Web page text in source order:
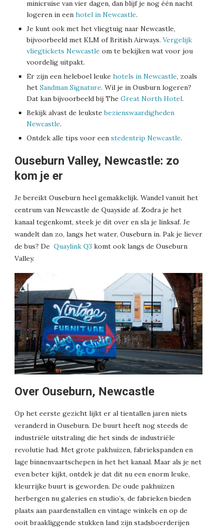
minicruise van vier dagen, dan blijf je nog één nacht
logeren in een hotel in Newcastle.
Je kunt ook met het vliegtuig naar Newcastle,
bijvoorbeeld met KLM of British Airways. Vergelijk
vliegtickets Newcastle om te bekijken wat voor jou
voordelig uitpakt.
Er zijn een heleboel leuke hotels in Newcastle, zoals
het Sandman Signature. Wil je in Ousburn logeren?
Dat kan bijvoorbeeld bij The Great North Hotel.
Bekijk alvast de leukstebezienswaardigheden
Newcastle.
Ontdek alle tips voor een stedentrip Newcastle.
Ouseburn Valley, Newcastle: zo
kom je er
Je bereikt Ouseburn heel gemakkelijk. Wandel vanuit het
centrum van Newcastle de Quayside af. Zodra je het
kanaal tegenkomt, steek je dit over en sla je linksaf. Je
wandelt dan zo, langs het water, Ouseburn in. Pak je liever
de bus? De Quaylink Q3 komt ook langs de Ouseburn
Valley.
Over Ouseburn, Newcastle
Op het eerste gezicht lijkt er al tientallen jaren niets
veranderd in Ouseburn. De buurt heeft nog steeds de
industriële uitstraling die het sinds de industriële
revolutie had. Met grote pakhuizen, fabriekspanden en
lage binnenvaartschepen in het het kanaal. Maar als je net
even beter kijkt, ontdek je dat dit nu een enorm leuke,
kleurrijke buurt is geworden. De oude pakhuizen
herbergen nu galeries en studio’s, de fabrieken bieden
plaats aan paardenstallen en vintage winkels en op de
ooit braakliggende stukken land zijn stadsboerderijen